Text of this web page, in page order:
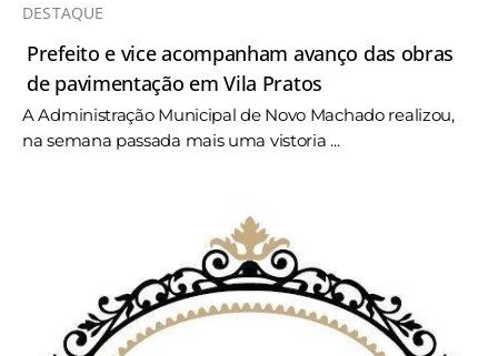
DESTAQUE
Prefeito e vice acompanham avanço das obras
de pavimentação em Vila Pratos
A Administração Municipal de Novo Machado realizou,
na semana passada mais uma vistoria ...